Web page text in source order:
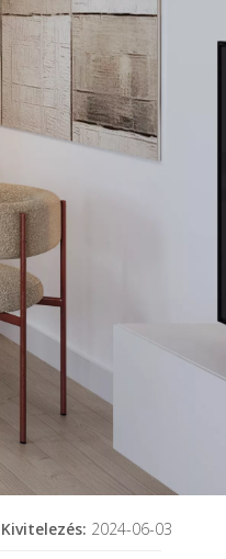
Kivitelezés: 2024-06-03